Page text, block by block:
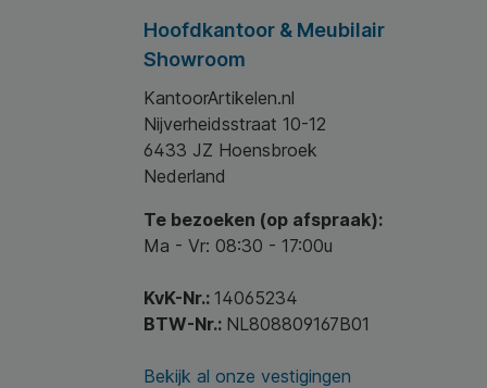
Hoofdkantoor & Meubilair
Showroom
KantoorArtikelen.nl
Nijverheidsstraat 10-12
6433 JZ Hoensbroek
Nederland
Te bezoeken (op afspraak):
Ma - Vr: 08:30 - 17:00u
KvK-Nr.: 14065234
BTW-Nr.: NL808809167B01
Bekijk al onze vestigingen